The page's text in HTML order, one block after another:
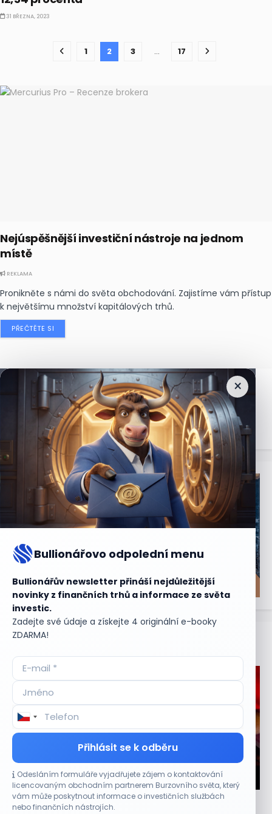
31 BŘEZNA, 2023
1 2 3 … 17
Nejúspěšnější investiční nástroje na jednom
místě
REKLAMA
Pronikněte s námi do světa obchodování. Zajistíme vám přístup
k největšímu množství kapitálových trhů.
PŘEČTĚTE SI
×
Bullionářovo odpolední menu
Bullionářův newsletter přináší nejdůležitější
novinky z finančních trhů a informace ze světa
investic.
Zadejte své údaje a získejte 4 originální e-booky
ZDARMA!
Přihlásit se k odběru
Odesláním formuláře vyjadřujete zájem o kontaktování
licencovaným obchodním partnerem Burzovního světa, který
vám může poskytnout informace o investičních službách
nebo finančních nástrojích.
Nejčtenějšízprávy
Aktuální
CO HÝBE TRHEM
Objednávky DoorDash vzrostly téměř o 28 %,